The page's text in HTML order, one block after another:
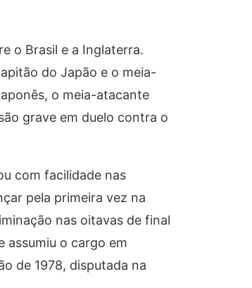
o Brasil e a Inglaterra.
do Japão e o meia-
o meia-atacante
grave em duelo contra o
com facilidade nas
pela primeira vez na
nas oitavas de final
assumiu o cargo em
de 1978, disputada na